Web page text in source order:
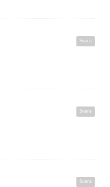
Svara
Svara
Svara